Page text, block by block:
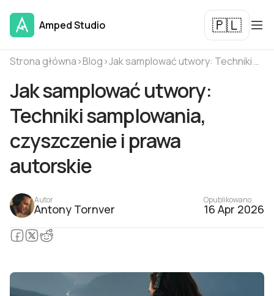
Amped Studio 🇵🇱
Strona główna›Blog› Jak samplować utwory: Techniki samplowania, czyszczenie i prawa autorskie
Jak samplować utwory:
Techniki samplowania,
czyszczenie i prawa
autorskie
Autor
Antony Tornver
Opublikowano
16 Apr 2026